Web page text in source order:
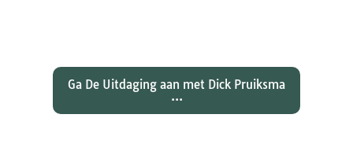
Ga De Uitdaging aan met Dick Pruiksma
...